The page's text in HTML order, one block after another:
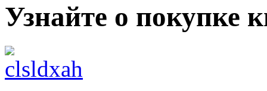
Узнайте о покупке